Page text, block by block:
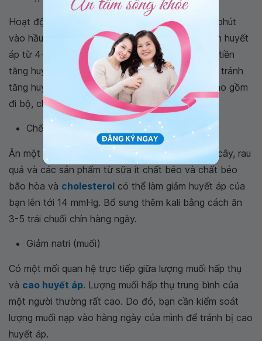
Hoạt động thể chất thường xuyên, ít nhất là 30 phút
vào hầu hết các ngày trong tuần có thể làm giảm huyết
áp từ 4-9 mmHg. Nếu bạn có huyết áp hơi cao (tiền
tăng huyết áp), việc tập thể dục có thể giúp bạn tránh
tăng huyết áp. Các dạng tập thể dục tốt nhất bao gồm
đi bộ, chạy bộ, đi xe đạp, bơi lội hoặc khiêu vũ.
Chế độ ăn uống lành mạnh
Ăn một chế độ ăn giàu ngũ cốc nguyên hạt, trái cây, rau
quả và các sản phẩm từ sữa ít chất béo và chất béo
bão hòa và cholesterol có thể làm giảm huyết áp của
bạn lên tới 14 mmHg. Bổ sung thêm kali bằng cách ăn
3-5 trái chuối chín hàng ngày.
Giảm natri (muối)
Có một mối quan hệ trực tiếp giữa lượng muối hấp thụ
và cao huyết áp. Lượng muối hấp thụ trung bình của
một người thường rất cao. Do đó, bạn cần kiểm soát
lượng muối nạp vào hàng ngày của mình để tránh bị cao
huyết áp.